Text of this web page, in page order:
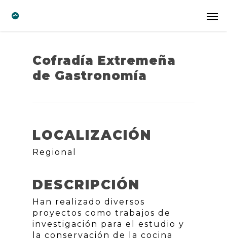
Cofradía Extremeña
de Gastronomía
LOCALIZACIÓN
Regional
DESCRIPCIÓN
Han realizado diversos
proyectos como trabajos de
investigación para el estudio y
la conservación de la cocina